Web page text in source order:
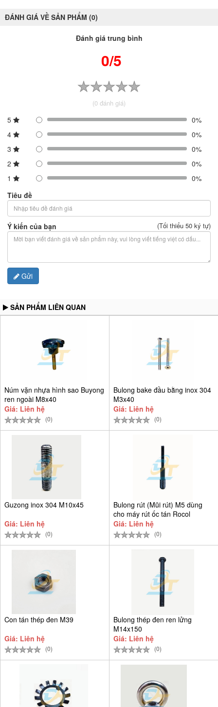
ĐÁNH GIÁ VỀ SẢN PHẨM (0)
Đánh giá trung bình
0/5
(0 đánh giá)
5
0%
4
0%
3
0%
2
0%
1
0%
Tiêu đề
Ý kiến của bạn (Tối thiểu 50 ký tự)
Gửi
SẢN PHẨM LIÊN QUAN
Núm vặn nhựa hình sao Buyong
ren ngoài M8x40
Giá: Liên hệ
(0)
Bulong bake đầu bằng inox 304
M3x40
Giá: Liên hệ
(0)
Guzong inox 304 M10x45
Giá: Liên hệ
(0)
Bulong rút (Mũi rút) M5 dùng
cho máy rút ốc tán Rocol
Giá: Liên hệ
(0)
Con tán thép đen M39
Giá: Liên hệ
(0)
Bulong thép đen ren lửng
M14x150
Giá: Liên hệ
(0)